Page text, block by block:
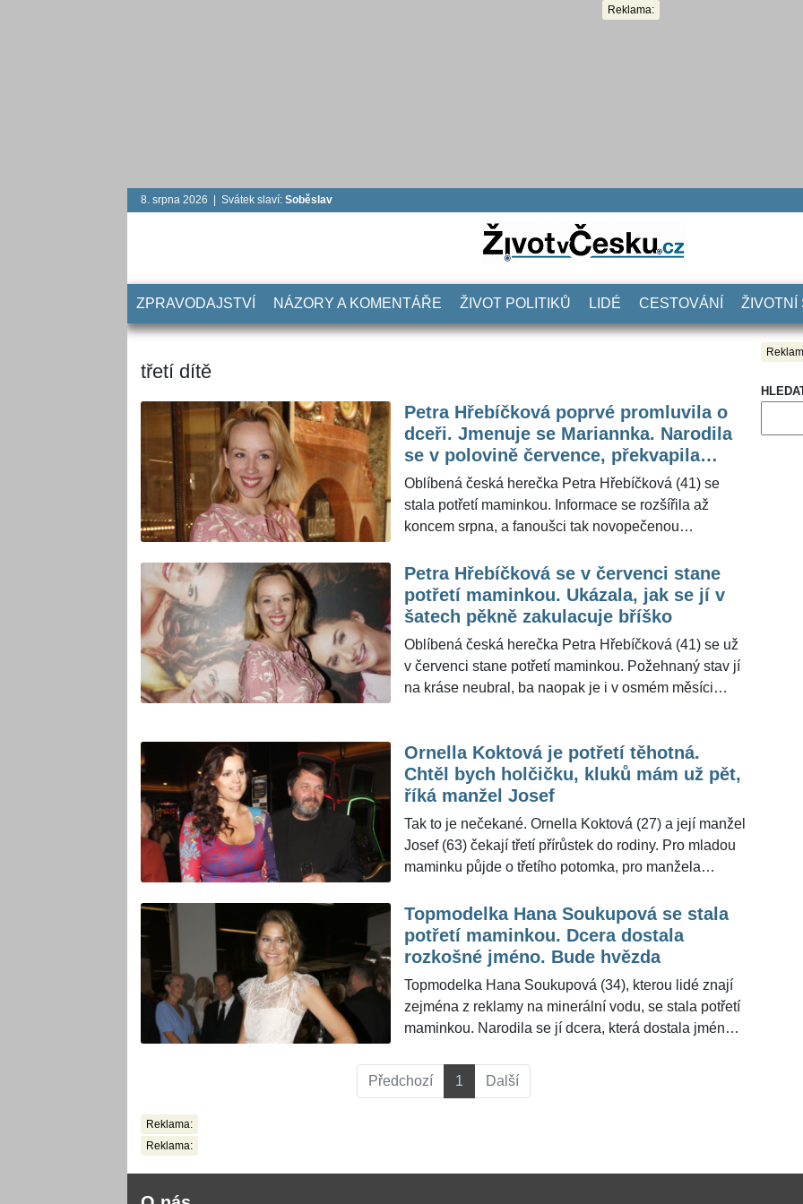
Reklama:
8. srpna 2026 | Svátek slaví: Soběslav
ZPRAVODAJSTVÍ NÁZORY A KOMENTÁŘE ŽIVOT POLITIKŮ LIDÉ CESTOVÁNÍ ŽIVOTNÍ
třetí dítě
Petra Hřebíčková poprvé promluvila o
dceři. Jmenuje se Mariannka. Narodila
se v polovině července, překvapila
herečka
Oblíbená česká herečka Petra Hřebíčková (41) se
stala potřetí maminkou. Informace se rozšířila až
koncem srpna, a fanoušci tak novopečenou
sama ale odhalila, že holčička, která dostala jméno
Mariannka, přišla na svět už v polovině července. V
červnu se herečka už na příchod třetího dítěte
odpočinek. "Dovoluji si klidné tempo, což je fajn.
Nepracuji, nic nepodnikám," řekla Petra Hřebíčková
pro ŽivotvČesku.cz krátce předtím, než dcerku
Petra Hřebíčková se v červenci stane
potřetí maminkou. Ukázala, jak se jí v
šatech pěkně zakulacuje bříško
Oblíbená česká herečka Petra Hřebíčková (41) se už
v červenci stane potřetí maminkou. Požehnaný stav jí
na kráse neubral, ba naopak je i v osmém měsíci
dětmi je to někdy náročnější, ale oni už vnímají, že
jsem celá nějak veliká a pomalá," řekla Petra
Hřebíčková pro ŽivotvČesku.cz.
Ornella Koktová je potřetí těhotná.
Chtěl bych holčičku, kluků mám už pět,
říká manžel Josef
Tak to je nečekané. Ornella Koktová (27) a její manžel
Josef (63) čekají třetí přírůstek do rodiny. Pro mladou
maminku půjde o třetího potomka, pro manžela
mám už dost," usmíval se Josef Kokta pro
ŽivotvČesku.cz.
Topmodelka Hana Soukupová se stala
potřetí maminkou. Dcera dostala
rozkošné jméno. Bude hvězda
Topmodelka Hana Soukupová (34), kterou lidé znají
zejména z reklamy na minerální vodu, se stala potřetí
maminkou. Narodila se jí dcera, která dostala jméno
dceru Ellu (4) a syna Finna (6).
Předchozí 1 Další
Reklama:
Reklama: